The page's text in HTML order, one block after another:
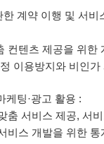
한 계약 이행 및 서
컨텐츠 제공을 위한
이용방지와 비인가
케팅·광고 활용 :
춤 서비스 제공, 서
비스 개발을 위한